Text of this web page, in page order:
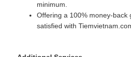
minimum.
Offering a 100% money-back
satisfied with